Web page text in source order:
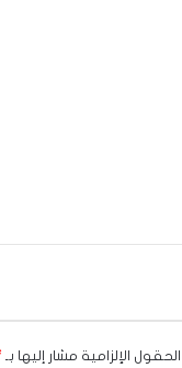
الحقول الإلزامية مشار إليها بـ